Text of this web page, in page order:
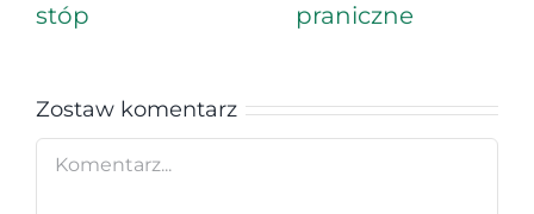
stóp
praniczne
Zostaw komentarz